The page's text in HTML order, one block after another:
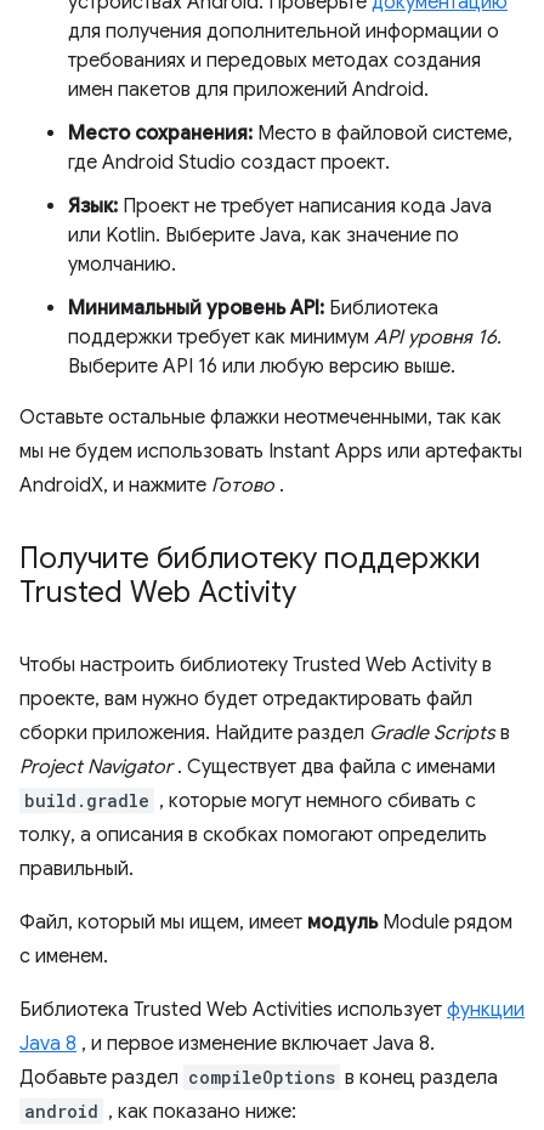
для получения дополнительной информации о
требованиях и передовых методах создания
имен пакетов для приложений Android.
Место сохранения: Место в файловой системе,
где Android Studio создаст проект.
Язык: Проект не требует написания кода Java
или Kotlin. Выберите Java, как значение по
умолчанию.
Минимальный уровень API: Библиотека
поддержки требует как минимум API уровня 16.
Выберите API 16 или любую версию выше.
Оставьте остальные флажки неотмеченными, так как
мы не будем использовать Instant Apps или артефакты
AndroidX, и нажмите Готово .
Получите библиотеку поддержки
Trusted Web Activity
Чтобы настроить библиотеку Trusted Web Activity в
проекте, вам нужно будет отредактировать файл
сборки приложения. Найдите раздел Gradle Scriptsв
Project Navigator. Существует два файла с именами
build.gradle , которые могут немного сбивать с
толку, а описания в скобках помогают определить
правильный.
Файл, который мы ищем, имеет модульModule рядом
с именем.
Библиотека Trusted Web Activities использует функции
Java 8 , и первое изменение включает Java 8.
Добавьте раздел compileOptions в конец раздела
android , как показано ниже: